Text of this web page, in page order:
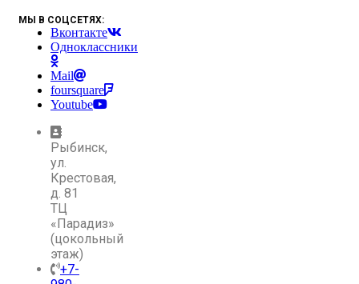
МЫ В СОЦСЕТЯХ:
Вконтакте
Одноклассники
Mail
foursquare
Youtube
Рыбинск,
ул.
Крестовая,
д. 81
ТЦ
«Парадиз»
(цокольный
этаж)
+7-